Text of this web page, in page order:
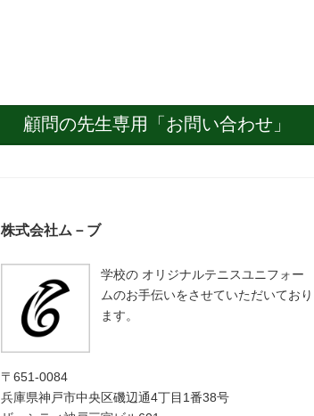
顧問の先生専用「お問い合わせ」
株式会社ム－ブ
学校の オリジナルテニスユニフォー
ムのお手伝いをさせていただいており
ます。
〒651-0084
兵庫県神戸市中央区磯辺通4丁目1番38号